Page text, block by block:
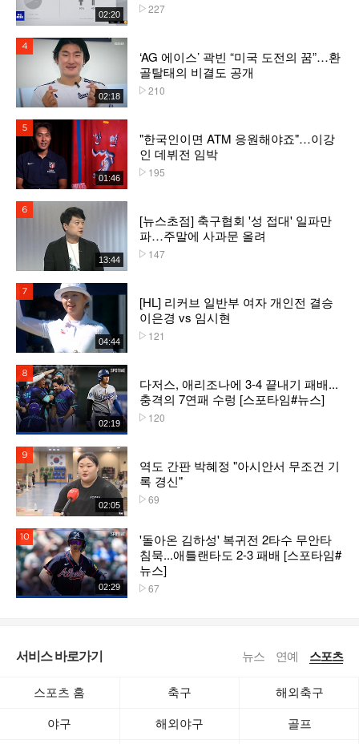
02:20 227
02:18
‘AG 에이스’ 곽빈 “미국 도전의 꿈”…환
골탈태의 비결도 공개
210
01:46
"한국인이면 ATM 응원해야죠"…이강
인 데뷔전 임박
195
13:44
[뉴스초점] 축구협회 '성 접대' 일파만
파…주말에 사과문 올려
147
04:44
[HL] 리커브 일반부 여자 개인전 결승
이은경 vs 임시현
121
02:19
다저스, 애리조나에 3-4 끝내기 패배...
충격의 7연패 수렁 [스포타임#뉴스]
120
02:05
역도 간판 박혜정 "아시안서 무조건 기
록 경신"
69
02:29
'돌아온 김하성' 복귀전 2타수 무안타
침묵...애틀랜타도 2-3 패배 [스포타임#
뉴스]
67
서비스 바로가기 뉴스 연예 스포츠
스포츠 홈 축구 해외축구
야구 해외야구 골프